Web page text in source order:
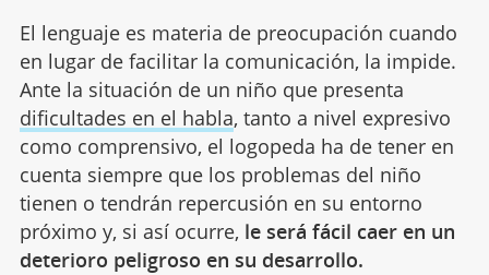
El lenguaje es materia de preocupación cuando
en lugar de facilitar la comunicación, la impide.
Ante la situación de un niño que presenta
dificultades en el habla, tanto a nivel expresivo
como comprensivo, el logopeda ha de tener en
cuenta siempre que los problemas del niño
tienen o tendrán repercusión en su entorno
próximo y, si así ocurre, le será fácil caer en un
deterioro peligroso en su desarrollo.